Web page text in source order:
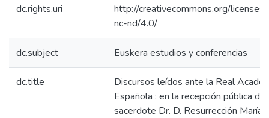
dc.rights.uri
http://creativecommons.org/
nc-nd/4.0/
dc.subject Euskera estudios y conferencias
dc.title
Discursos leídos ante la Real
Española : en la recepción pública del
sacerdote Dr. D. Resurrección María